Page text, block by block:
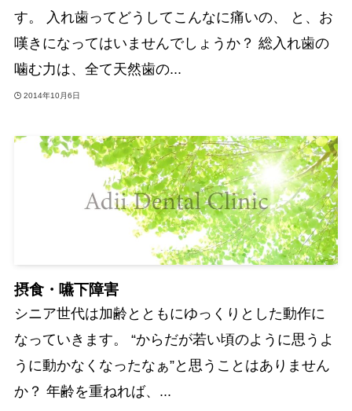
す。 入れ歯ってどうしてこんなに痛いの、 と、お
嘆きになってはいませんでしょうか？ 総入れ歯の
噛む力は、全て天然歯の...
2014年10月6日
摂食・嚥下障害
シニア世代は加齢とともにゆっくりとした動作に
なっていきます。 “からだが若い頃のように思うよ
うに動かなくなったなぁ”と思うことはありません
か？ 年齢を重ねれば、...